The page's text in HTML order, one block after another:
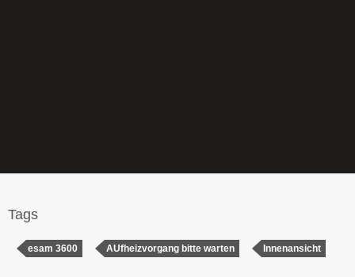
Tags
esam 3600 AUfheizvorgang bitte warten Innenansicht